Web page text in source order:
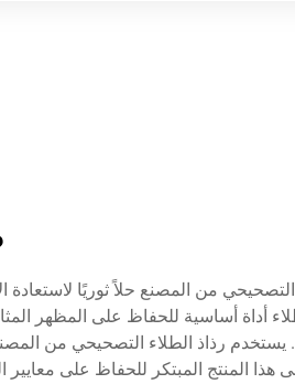
التصحيحي من المصنع حلاً ثوريًا
أداة أساسية للحفاظ على المظهر
يستخدم رذاذ الطلاء التصحيحي من
هذا المنتج المبتكر للحفاظ على